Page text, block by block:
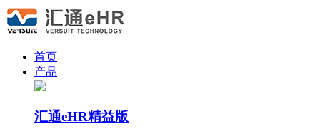
首页
产品
汇通eHR精益版